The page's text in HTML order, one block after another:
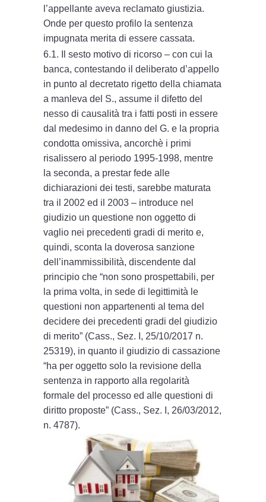
l’appellante aveva reclamato giustizia.
Onde per questo profilo la sentenza
impugnata merita di essere cassata.
6.1. Il sesto motivo di ricorso – con cui la
banca, contestando il deliberato d’appello
in punto al decretato rigetto della chiamata
a manleva del S., assume il difetto del
nesso di causalità tra i fatti posti in essere
dal medesimo in danno del G. e la propria
condotta omissiva, ancorchè i primi
risalissero al periodo 1995-1998, mentre
la seconda, a prestar fede alle
dichiarazioni dei testi, sarebbe maturata
tra il 2002 ed il 2003 – introduce nel
giudizio un questione non oggetto di
vaglio nei precedenti gradi di merito e,
quindi, sconta la doverosa sanzione
dell’inammissibilità, discendente dal
principio che “non sono prospettabili, per
la prima volta, in sede di legittimità le
questioni non appartenenti al tema del
decidere dei precedenti gradi del giudizio
di merito” (Cass., Sez. I, 25/10/2017 n.
25319), in quanto il giudizio di cassazione
“ha per oggetto solo la revisione della
sentenza in rapporto alla regolarità
formale del processo ed alle questioni di
diritto proposte” (Cass., Sez. I, 26/03/2012,
n. 4787).